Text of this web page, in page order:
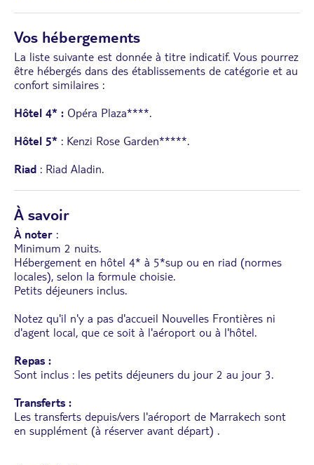
Vos hébergements
La liste suivante est donnée à titre indicatif. Vous pourrez
être hébergés dans des établissements de catégorie et au
confort similaires :
Hôtel 4* : Opéra Plaza****.
Hôtel 5* : Kenzi Rose Garden*****.
Riad : Riad Aladin.
À savoir
À noter :
Minimum 2 nuits.
Hébergement en hôtel 4* à 5*sup ou en riad (normes
locales), selon la formule choisie.
Petits déjeuners inclus.
Notez qu'il n'y a pas d'accueil Nouvelles Frontières ni
d'agent local, que ce soit à l'aéroport ou à l'hôtel.
Repas :
Sont inclus : les petits déjeuners du jour 2 au jour 3.
Transferts :
Les transferts depuis/vers l'aéroport de Marrakech sont
en supplément (à réserver avant départ) .